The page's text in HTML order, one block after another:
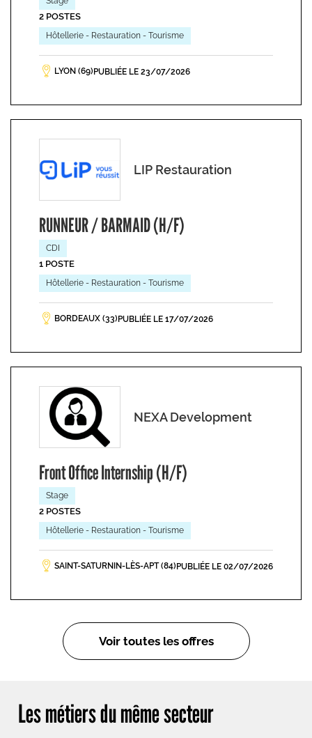
2 POSTES
Hôtellerie - Restauration - Tourisme
LYON (69) PUBLIÉE LE 23/07/2026
LIP Restauration
RUNNEUR / BARMAID (H/F)
CDI
1 POSTE
Hôtellerie - Restauration - Tourisme
BORDEAUX (33) PUBLIÉE LE 17/07/2026
NEXA Development
Front Office Internship (H/F)
Stage
2 POSTES
Hôtellerie - Restauration - Tourisme
SAINT-SATURNIN-LÈS-APT (84) PUBLIÉE LE 02/07/2026
Voir toutes les offres
Les métiers du même secteur